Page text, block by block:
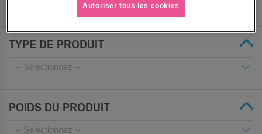
TYPE DE PRODUIT
POIDS DU PRODUIT
Autoriser tous les cookies